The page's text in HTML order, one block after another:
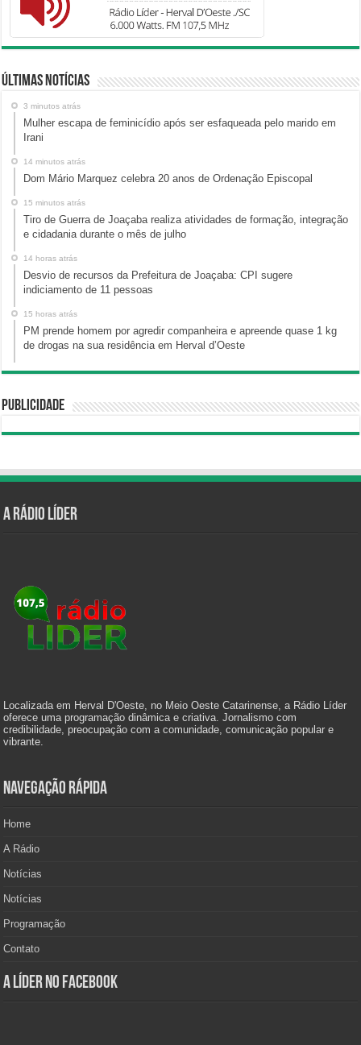
Últimas Notícias
3 minutos atrás
Mulher escapa de feminicídio após ser esfaqueada pelo marido em
Irani
14 minutos atrás
Dom Mário Marquez celebra 20 anos de Ordenação Episcopal
15 minutos atrás
Tiro de Guerra de Joaçaba realiza atividades de formação, integração
e cidadania durante o mês de julho
14 horas atrás
Desvio de recursos da Prefeitura de Joaçaba: CPI sugere
indiciamento de 11 pessoas
15 horas atrás
PM prende homem por agredir companheira e apreende quase 1 kg
de drogas na sua residência em Herval d’Oeste
Publicidade
A Rádio Líder
Localizada em Herval D'Oeste, no Meio Oeste Catarinense, a Rádio Líder
oferece uma programação dinâmica e criativa. Jornalismo com
credibilidade, preocupação com a comunidade, comunicação popular e
vibrante.
Navegação Rápida
Home
A Rádio
Notícias
Notícias
Programação
Contato
A Líder no Facebook